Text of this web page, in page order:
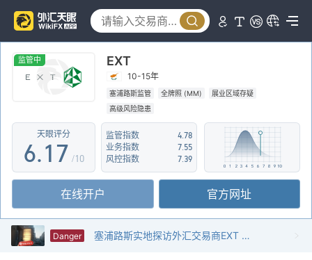
监管中 EXT
10-15年
塞浦路斯监管 全牌照 (MM)
展业区域存疑
高级风险隐患
天眼评分
1
2
3
5
6
7
8
9
.
0
1
2
3
4
2
3
4
6
7
8
9
/10
监管指数
4.78
业务指数
7.55
风控指数
7.39
在线开户 官方网址
Danger 塞浦路斯实地探访外汇交易商EXT 不存在真实展业场所